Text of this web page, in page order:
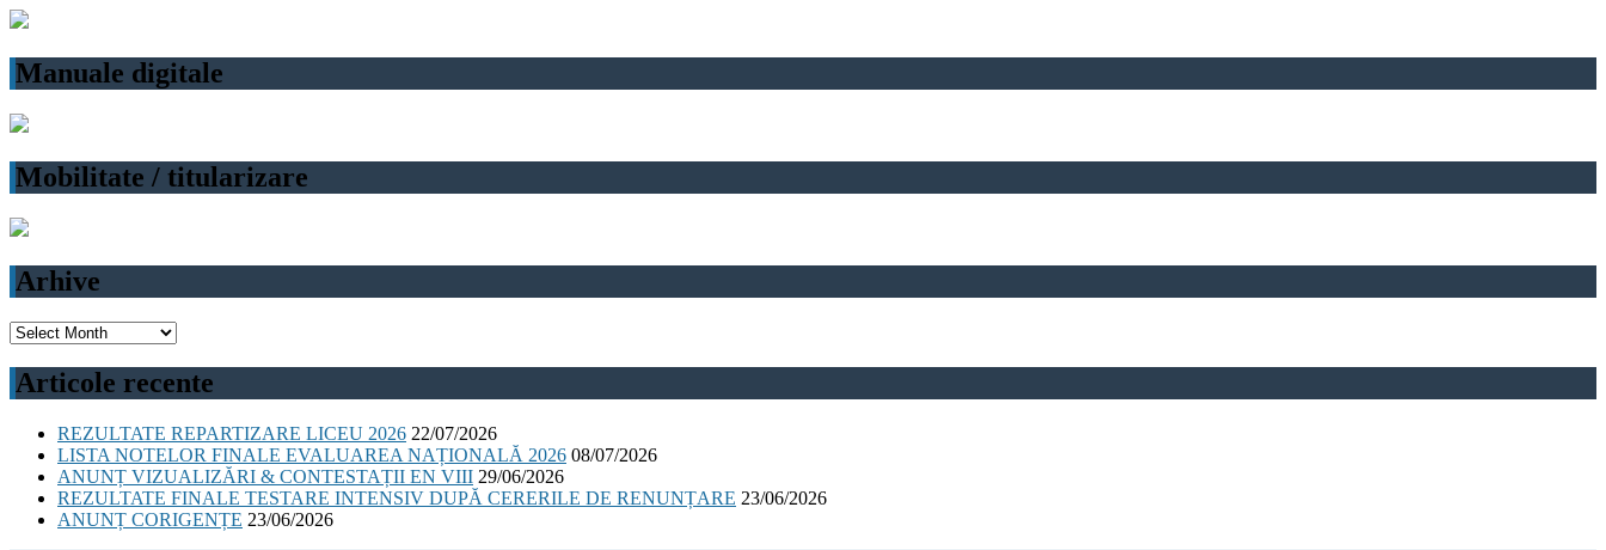
Manuale digitale
Mobilitate / titularizare
Arhive
Arhive
Articole recente
REZULTATE REPARTIZARE LICEU 2026 22/07/2026
LISTA NOTELOR FINALE EVALUAREA NAȚIONALĂ 2026 08/07/2026
ANUNȚ VIZUALIZĂRI & CONTESTAȚII EN VIII 29/06/2026
REZULTATE FINALE TESTARE INTENSIV DUPĂ CERERILE DE RENUNȚARE 23/06/2026
ANUNȚ CORIGENȚE 23/06/2026